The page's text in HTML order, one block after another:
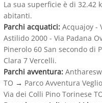
La sua superficie è di 32.42
abitanti.
Parchi acquatici: Acquajoy -
Astilido 2000 - Via Padana
Pinerolo 60 San secondo di
Clara 7 Vercelli.
Parchi avventura:
TO → Parco Avventura
Via dei Colli Pino Torinese